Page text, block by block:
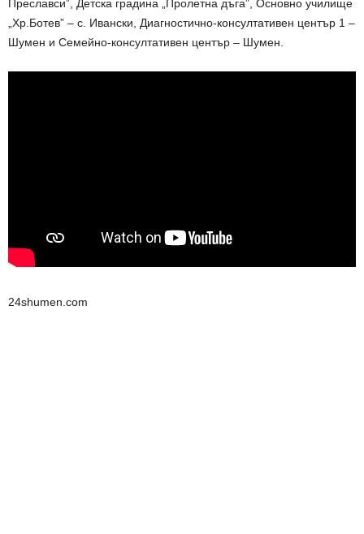
Преславси”, Детска градина „Пролетна дъга”, Основно училище
„Хр.Ботев” – с. Ивански, Диагностично-консултативен център 1 –
Шумен и Семейно-консултативен център – Шумен.
24shumen.com